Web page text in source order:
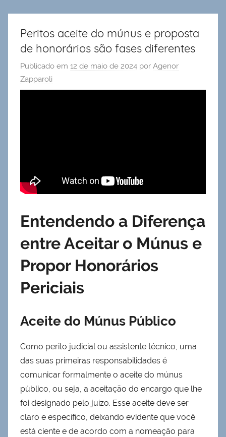
Peritos aceite do múnus e proposta
de honorários são fases diferentes
Publicado em 12 de maio de 2024 por Agenor
Zapparoli
Entendendo a Diferença
entre Aceitar o Múnus e
Propor Honorários
Periciais
Aceite do Múnus Público
Como perito judicial ou assistente técnico, uma
das suas primeiras responsabilidades é
comunicar formalmente o aceite do múnus
público, ou seja, a aceitação do encargo que lhe
foi designado pelo juízo. Esse aceite deve ser
claro e específico, deixando evidente que você
está ciente e de acordo com a nomeação para